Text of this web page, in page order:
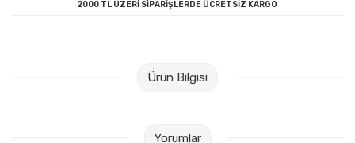
2000 TL ÜZERİ SİPARİŞLERDE ÜCRETSİZ KARGO
Ürün Bilgisi
Yorumlar